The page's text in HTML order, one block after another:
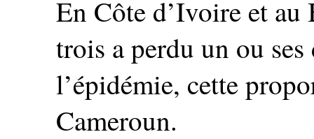
En Côte d’Ivoire et
trois a perdu un ou ses
l’épidémie, cette
Cameroun.